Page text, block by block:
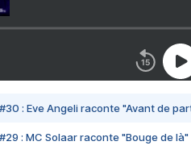
#30 : Eve Angeli raconte "Avant de
#29 : MC Solaar raconte "Bouge de là"